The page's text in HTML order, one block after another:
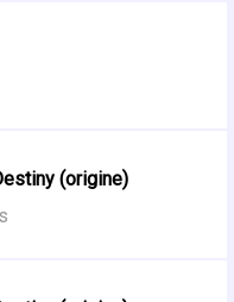
(origine)